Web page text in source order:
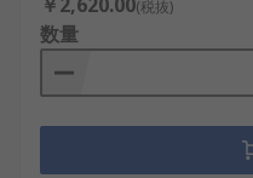
(税抜)
数量